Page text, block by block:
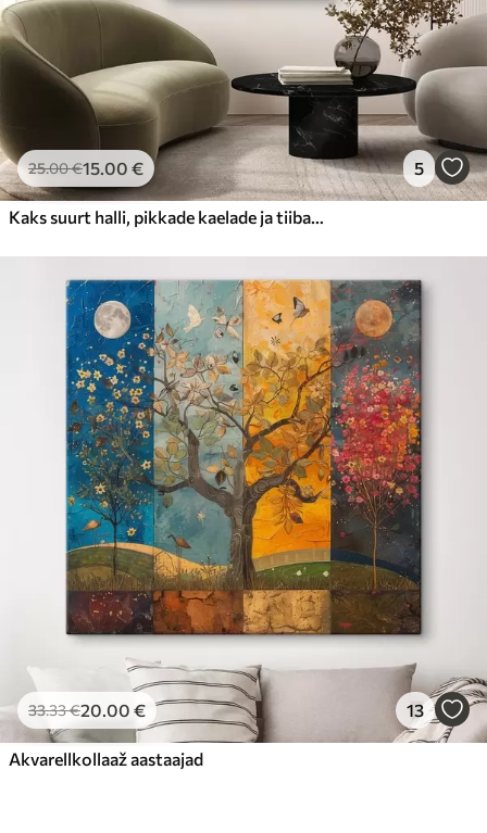
25.00€15.00 € 5
Kaks suurt halli, pikkade kaelade ja tiibadega kraanat, mis seisavad puudest ümbritsetud udujärves
33.33€20.00 € 13
Akvarellkollaaž aastaajad